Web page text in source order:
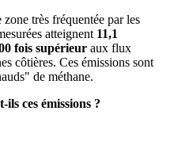
très fréquentée par les
atteignent 11,1
fois supérieur aux flux
côtières. Ces émissions sont
de méthane.
ces émissions ?